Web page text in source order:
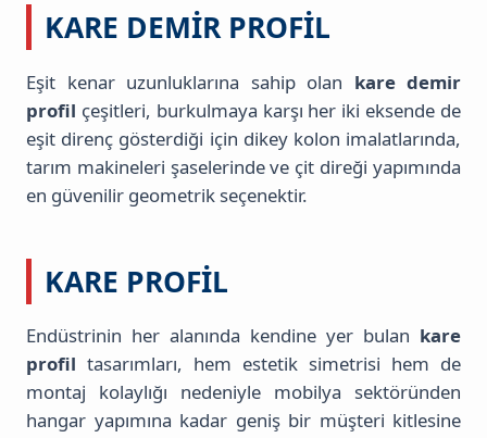
KARE DEMIR PROFIL
Eşit kenar uzunluklarına sahip olan kare demir
profil çeşitleri, burkulmaya karşı her iki eksende de
eşit direnç gösterdiği için dikey kolon imalatlarında,
tarım makineleri şaselerinde ve çit direği yapımında
en güvenilir geometrik seçenektir.
KARE PROFIL
Endüstrinin her alanında kendine yer bulan kare
profil tasarımları, hem estetik simetrisi hem de
montaj kolaylığı nedeniyle mobilya sektöründen
hangar yapımına kadar geniş bir müşteri kitlesine